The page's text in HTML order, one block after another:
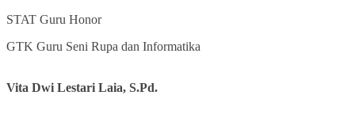
STAT Guru Honor
GTK Guru Seni Rupa dan Informatika
Vita Dwi Lestari Laia, S.Pd.